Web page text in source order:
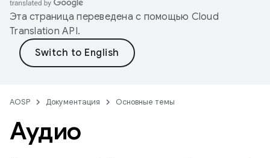
Эта страница переведена с помощью Cloud
Translation API.
AOSP Документация Основные темы
Аудио